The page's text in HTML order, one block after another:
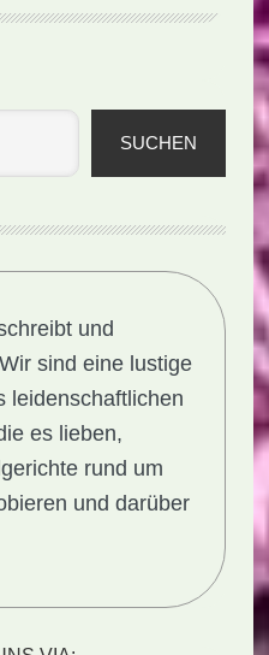
SUCHEN
und
Wir sind eine lustige
leidenschaftlichen
es lieben,
rund um
und darüber